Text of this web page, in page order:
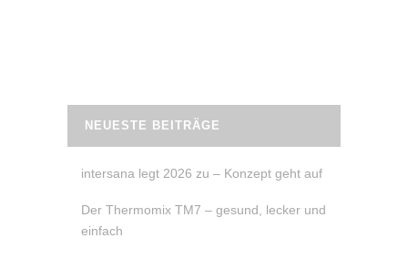
NEUESTE BEITRÄGE
intersana legt 2026 zu – Konzept geht auf
Der Thermomix TM7 – gesund, lecker und
einfach